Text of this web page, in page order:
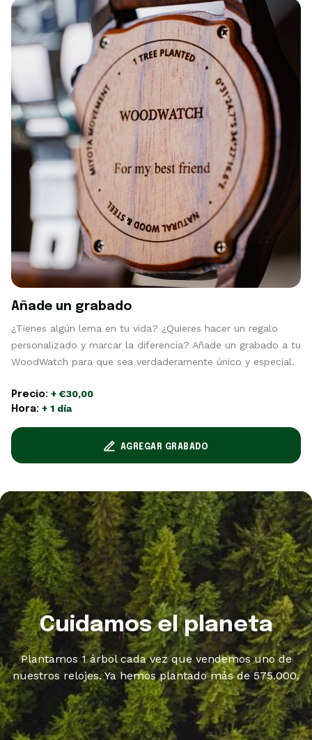
Añade un grabado
¿Tienes algún lema en tu vida? ¿Quieres hacer un regalo
personalizado y marcar la diferencia? Añade un grabado a tu
WoodWatch para que sea verdaderamente único y especial.
Precio: + €30,00
Hora: + 1 día
AGREGAR GRABADO
Cuidamos el planeta
Plantamos 1 árbol cada vez que vendemos uno de
nuestros relojes. Ya hemos plantado más de 575.000.